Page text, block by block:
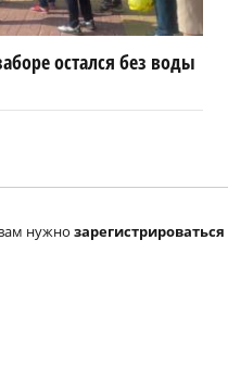
остался без воды
нужно зарегистрироваться